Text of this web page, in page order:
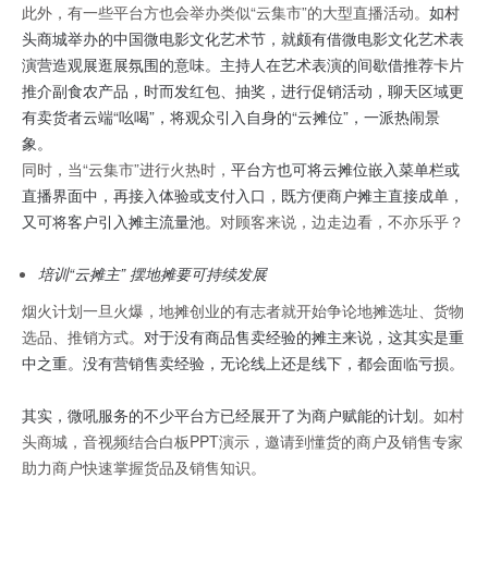
此外，有一些平台方也会举办类似“云集市”的大型直播活动。 如村
头商城举办的中国微电影文化艺术节，就颇有借微电影文化艺术表
演营造观展逛展氛围的意味。主持人在艺术表演的间歇借推荐卡片
推介副食农产品，时而发红包、抽奖，进行促销活动，聊天区域更
有卖货者云端“吆喝”，将观众引入自身的“云摊位”，一派热闹景
象。
同时，当“云集市”进行火热时， 平台方也可将云摊位嵌入菜单栏或
直播界面中，再接入体验或支付入口，既方便商户摊主直接成单，
又可将客户引入摊主流量池。 对顾客来说，边走边看，不亦乐乎？
培训“云摊主” 摆地摊要可持续发展
烟火计划一旦火爆，地摊创业的有志者就开始争论地摊选址、货物
选品、推销方式。 对于没有商品售卖经验的摊主来说，这其实是重
中之重。没有营销售卖经验，无论线上还是线下，都会面临亏损。
其实，微吼服务的不少平台方已经展开了为商户赋能的计划。 如村
头商城，音视频结合白板PPT演示，邀请到懂货的商户及销售专家
助力商户快速掌握货品及销售知识。